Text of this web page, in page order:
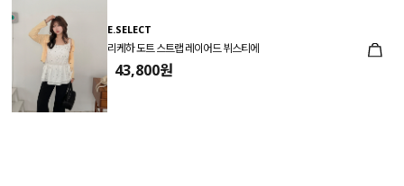
E.SELECT
리케하 도트 스트랩 레이어드 뷔스티에
43,800원